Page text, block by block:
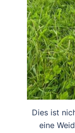
Dies ist
eine